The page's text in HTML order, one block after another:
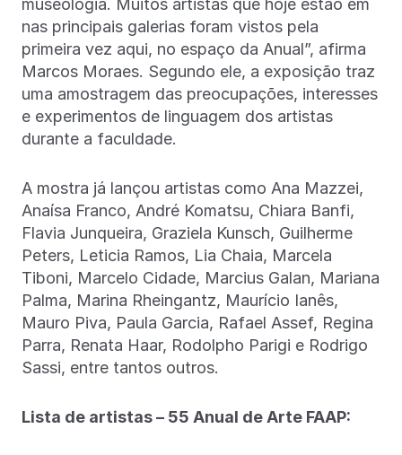
museologia. Muitos artistas que hoje estão em
nas principais galerias foram vistos pela
primeira vez aqui, no espaço da Anual”, afirma
Marcos Moraes. Segundo ele, a exposição traz
uma amostragem das preocupações, interesses
e experimentos de linguagem dos artistas
durante a faculdade.
A mostra já lançou artistas como Ana Mazzei,
Anaísa Franco, André Komatsu, Chiara Banfi,
Flavia Junqueira, Graziela Kunsch, Guilherme
Peters, Leticia Ramos, Lia Chaia, Marcela
Tiboni, Marcelo Cidade, Marcius Galan, Mariana
Palma, Marina Rheingantz, Maurício Ianês,
Mauro Piva, Paula Garcia, Rafael Assef, Regina
Parra, Renata Haar, Rodolpho Parigi e Rodrigo
Sassi, entre tantos outros.
Lista de artistas – 55 Anual de Arte FAAP: